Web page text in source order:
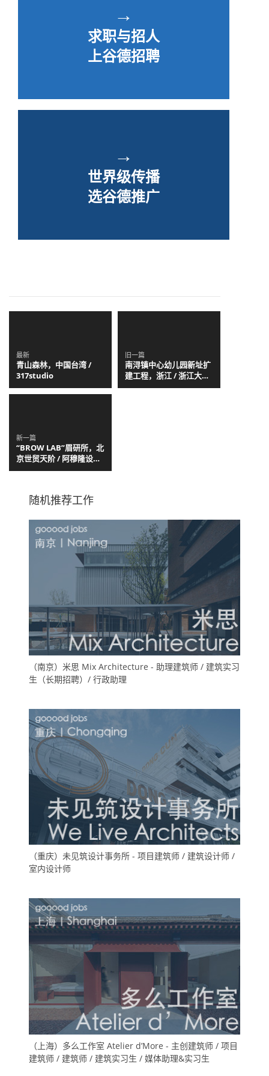
→
求职与招人
上谷德招聘
→
世界级传播
选谷德推广
最新
青山森林，中国台湾 /
317studio
旧一篇
南浔镇中心幼儿园新址扩
建工程，浙江 / 浙江大学
建筑设计研究院有限公司
新一篇
“BROW LAB”眉研所，北
京世贸天阶 / 阿穆隆设计
工作室
随机推荐工作
（南京）米思 Mix Architecture - 助理建筑师 / 建筑实习
生（长期招聘）/ 行政助理
（重庆）未见筑设计事务所 - 项目建筑师 / 建筑设计师 /
室内设计师
（上海）多么工作室 Atelier d’More - 主创建筑师 / 项目
建筑师 / 建筑师 / 建筑实习生 / 媒体助理&实习生